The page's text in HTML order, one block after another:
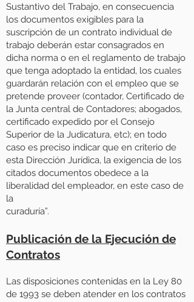
Sustantivo del Trabajo, en consecuencia
los documentos exigibles para la
suscripción de un contrato individual de
trabajo deberán estar consagrados en
dicha norma o en el reglamento de trabajo
que tenga adoptado la entidad, los cuales
guardarán relación con el empleo que se
pretende proveer (contador, Certificado de
la Junta central de Contadores; abogados,
certificado expedido por el Consejo
Superior de la Judicatura, etc); en todo
caso es preciso indicar que en criterio de
esta Dirección Jurídica, la exigencia de los
citados documentos obedece a la
liberalidad del empleador, en este caso de
la
curaduría”.
Publicación de la Ejecución de
Contratos
Las disposiciones contenidas en la Ley 80
de 1993 se deben atender en los contratos